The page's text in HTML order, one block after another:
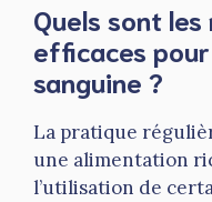
Quels sont
efficaces
sanguine ?
La pratique
une alimentation
l’utilisation de